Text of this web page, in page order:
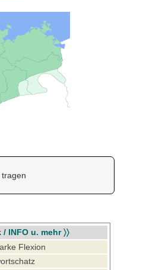
tragen
/ INFO u. mehr 〉〉
Flexion